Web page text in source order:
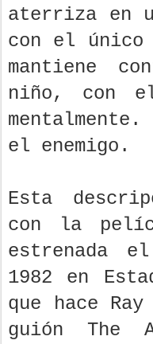
aterriza en
con el único
mantiene
niño, con
el enemigo.
Esta
con la
estrenada
1982 en
que hace
guión The